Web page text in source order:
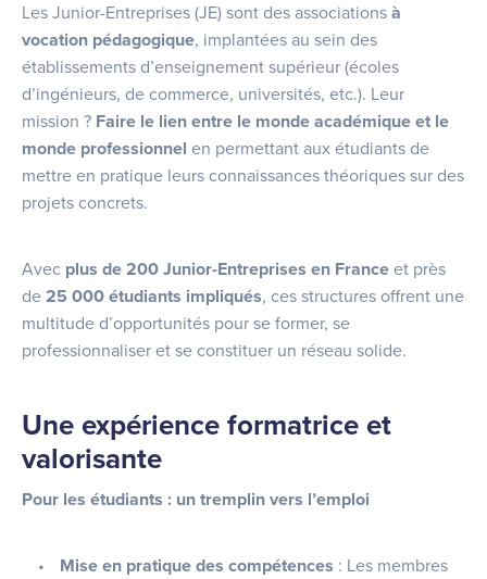
Les Junior-Entreprises (JE) sont des associations à
vocation pédagogique, implantées au sein des
établissements d’enseignement supérieur (écoles
d’ingénieurs, de commerce, universités, etc.). Leur
mission ? Faire le lien entre le monde académique et le
monde professionnel en permettant aux étudiants de
mettre en pratique leurs connaissances théoriques sur des
projets concrets.
Avec plus de 200 Junior-Entreprises en France et près
de 25 000 étudiants impliqués, ces structures offrent une
multitude d’opportunités pour se former, se
professionnaliser et se constituer un réseau solide.
Une expérience formatrice et
valorisante
Pour les étudiants : un tremplin vers l’emploi
Mise en pratique des compétences : Les membres